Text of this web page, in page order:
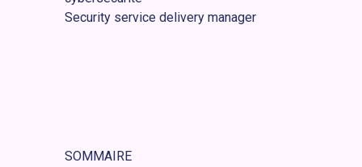
Security service delivery manager
SOMMAIRE